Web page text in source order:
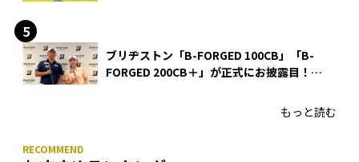
ブリヂストン「B-FORGED 100CB」「B-
FORGED 200CB＋」が正式にお披露目！
もっと読む